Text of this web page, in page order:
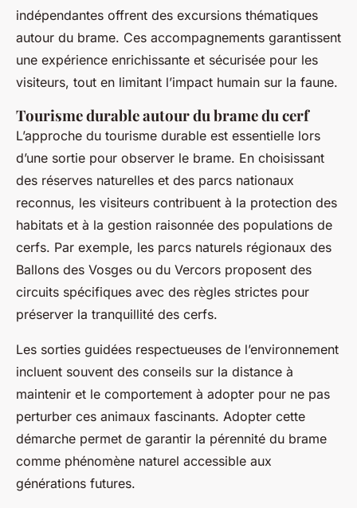
indépendantes offrent des excursions thématiques
autour du brame. Ces accompagnements garantissent
une expérience enrichissante et sécurisée pour les
visiteurs, tout en limitant l’impact humain sur la faune.
Tourisme durable autour du brame du cerf
L’approche du tourisme durable est essentielle lors
d’une sortie pour observer le brame. En choisissant
des réserves naturelles et des parcs nationaux
reconnus, les visiteurs contribuent à la protection des
habitats et à la gestion raisonnée des populations de
cerfs. Par exemple, les parcs naturels régionaux des
Ballons des Vosges ou du Vercors proposent des
circuits spécifiques avec des règles strictes pour
préserver la tranquillité des cerfs.
Les sorties guidées respectueuses de l’environnement
incluent souvent des conseils sur la distance à
maintenir et le comportement à adopter pour ne pas
perturber ces animaux fascinants. Adopter cette
démarche permet de garantir la pérennité du brame
comme phénomène naturel accessible aux
générations futures.